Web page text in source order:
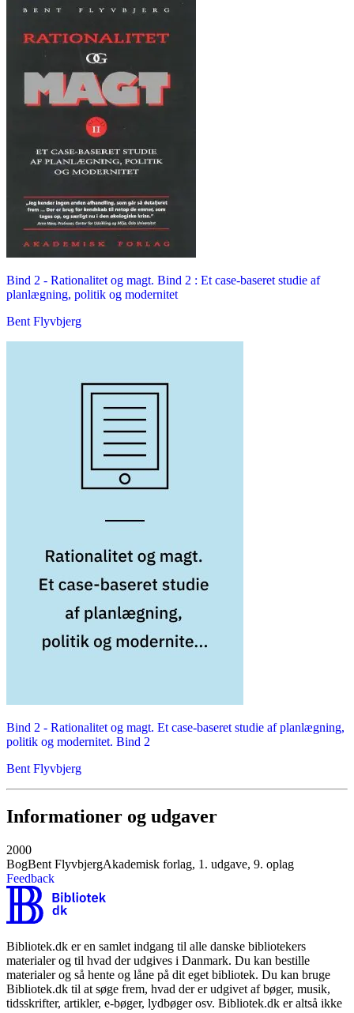
Bind 2 - Rationalitet og magt. Bind 2 : Et case-baseret studie af
planlægning, politik og modernitet
Bent Flyvbjerg
Bind 2 - Rationalitet og magt. Et case-baseret studie af planlægning,
politik og modernitet. Bind 2
Bent Flyvbjerg
Informationer og udgaver
2000
BogBent FlyvbjergAkademisk forlag, 1. udgave, 9. oplag
Feedback
Bibliotek.dk er en samlet indgang til alle danske bibliotekers
materialer og til hvad der udgives i Danmark. Du kan bestille
materialer og så hente og låne på dit eget bibliotek. Du kan bruge
Bibliotek.dk til at søge frem, hvad der er udgivet af bøger, musik,
tidsskrifter, artikler, e-bøger, lydbøger osv. Bibliotek.dk er altså ikke